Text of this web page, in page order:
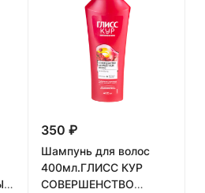
350 ₽
Шампунь для волос
400мл.ГЛИСС КУР
СОВЕРШЕНСТВО